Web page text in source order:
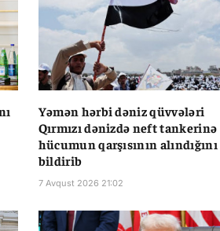
Yəmən hərbi dəniz qüvvələri
Qırmızı dənizdə neft tankerinə
hücumun qarşısının alındığını
bildirib
7 Avqust 2026 21:02